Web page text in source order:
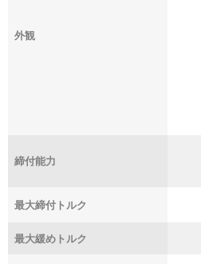
外観
締付能力
最大締付トルク
最大緩めトルク